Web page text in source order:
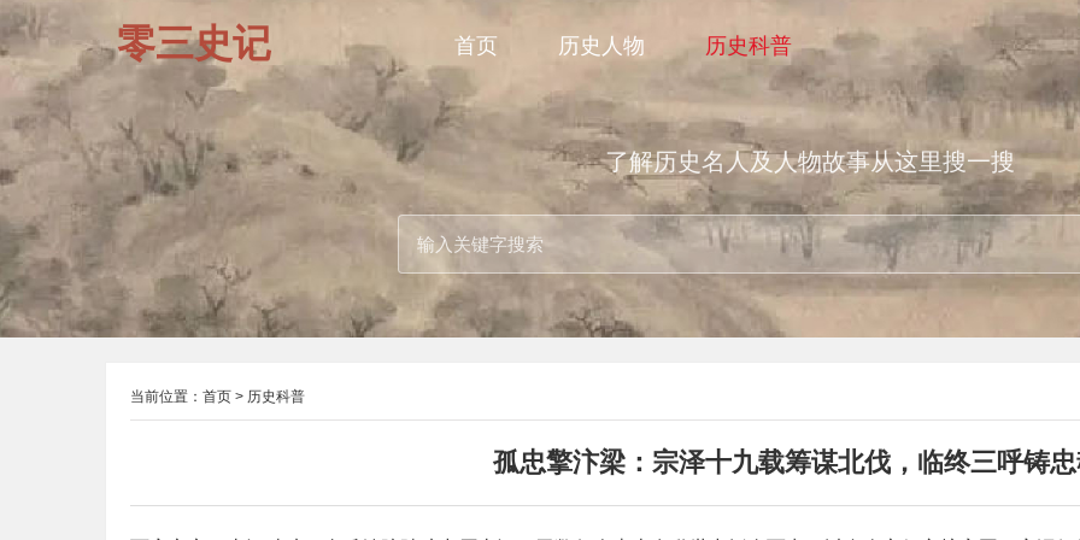
零三史记 首页 历史人物 历史科普
了解历史名人及人物故事从这里搜一搜
当前位置： 首页 > 历史科普
孤忠擎汴梁：宗泽十九载筹谋北伐，临终三呼铸